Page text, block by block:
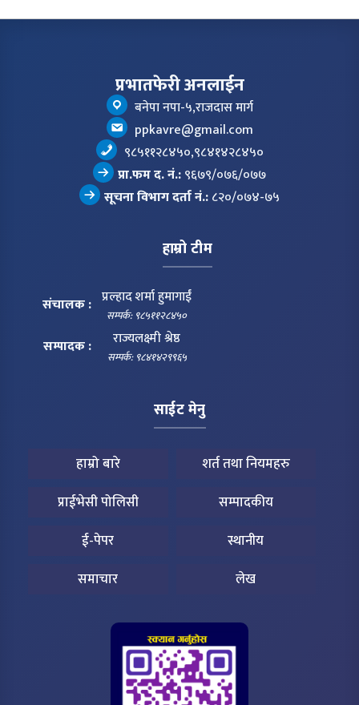
प्रभातफेरी अनलाईन
बनेपा नपा-५,राजदास मार्ग
ppkavre@gmail.com
९८५११२८४५०,९८४१४२८४५०
प्रा.फम द. नं.:९६७९/०७६/०७७
सूचना विभाग दर्ता नं.:८२०/०७४-७५
हाम्रो टीम
संचालक : प्रल्हाद शर्मा हुमागाईं
सम्पर्क: ९८५११२८४५०
सम्पादक : राज्यलक्ष्मी श्रेष्ठ
सम्पर्क: ९८४१४२९९६५
साईट मेनु
हाम्रो बारे
शर्त तथा नियमहरु
प्राईभेसी पोलिसी
सम्पादकीय
ई-पेपर
स्थानीय
समाचार
लेख